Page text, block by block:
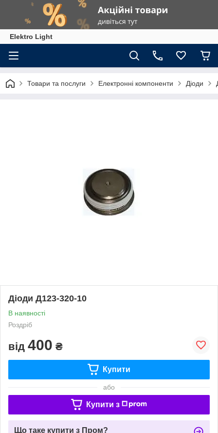
Elektro Light
Товари та послуги Електронні компоненти Діоди
Діоди Д123-320-10
В наявності
Роздріб
від 400 ₴
Купити
або
Купити з
Що таке купити з Пром?